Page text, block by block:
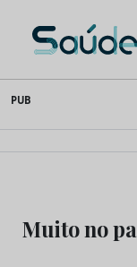
to
content
Saúde Oral
PUB
Muito no